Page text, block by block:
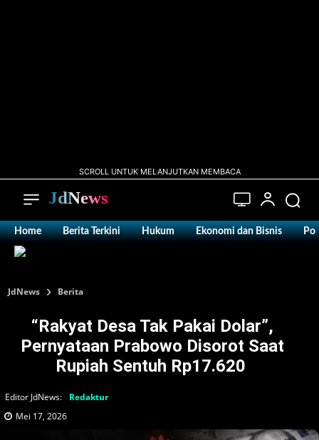
SCROLL UNTUK MELANJUTKAN MEMBACA
JdNews
Home Berita Terkini Hukum Ekonomi dan Bisnis
JdNews Berita
“Rakyat Desa Tak Pakai Dolar”,
Pernyataan Prabowo Disorot Saat
Rupiah Sentuh Rp17.620 ‎
Editor JdNews:
Redaktur
Mei 17, 2026